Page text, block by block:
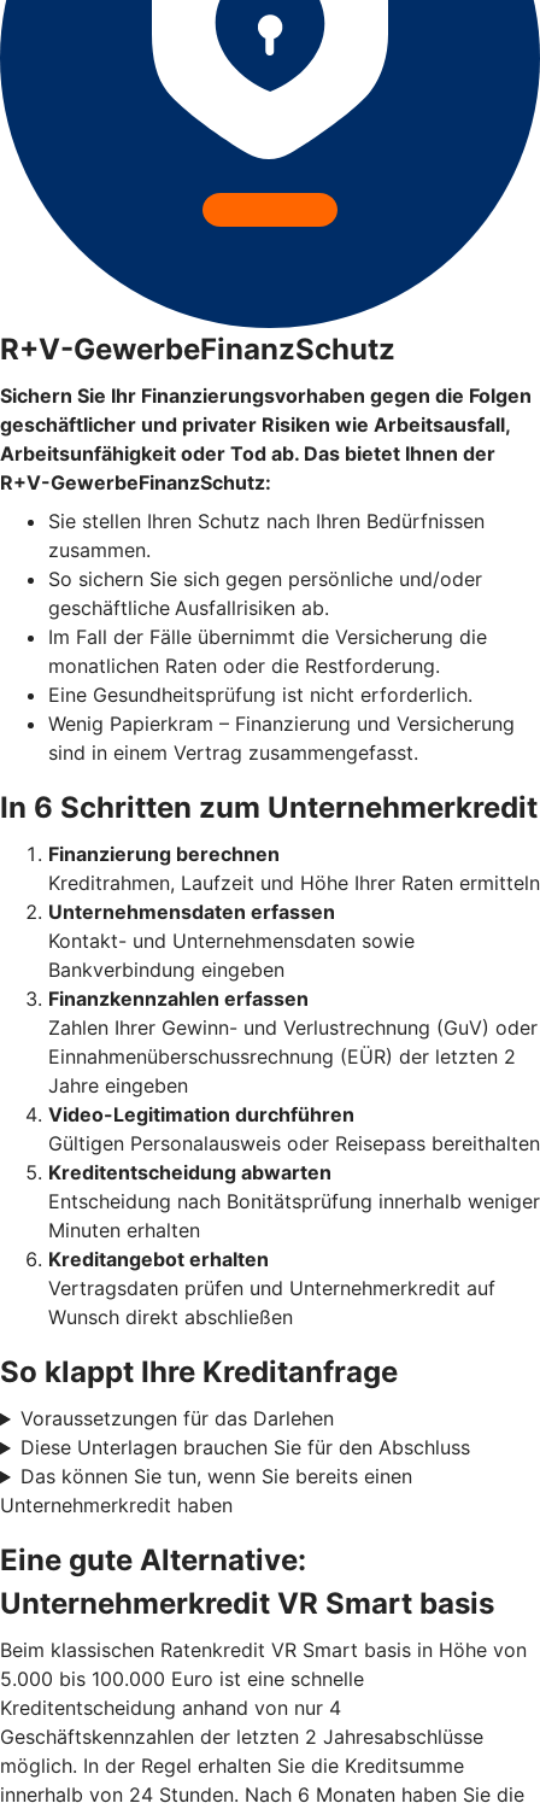
R+V-GewerbeFinanzSchutz
Sichern Sie Ihr Finanzierungsvorhaben gegen die Folgen
geschäftlicher und privater Risiken wie Arbeitsausfall,
Arbeitsunfähigkeit oder Tod ab. Das bietet Ihnen der
R+V-GewerbeFinanzSchutz:
Sie stellen Ihren Schutz nach Ihren Bedürfnissen
zusammen.
So sichern Sie sich gegen persönliche und/oder
geschäftliche Ausfallrisiken ab.
Im Fall der Fälle übernimmt die Versicherung die
monatlichen Raten oder die Restforderung.
Eine Gesundheitsprüfung ist nicht erforderlich.
Wenig Papierkram – Finanzierung und Versicherung
sind in einem Vertrag zusammengefasst.
In 6 Schritten zum Unternehmerkredit
Finanzierung berechnen
Kreditrahmen, Laufzeit und Höhe Ihrer Raten ermitteln
Unternehmensdaten erfassen
Kontakt- und Unternehmensdaten sowie
Bankverbindung eingeben
Finanzkennzahlen erfassen
Zahlen Ihrer Gewinn- und Verlustrechnung (GuV) oder
Einnahmenüberschussrechnung (EÜR) der letzten 2
Jahre eingeben
Video-Legitimation durchführen
Gültigen Personalausweis oder Reisepass bereithalten
Kreditentscheidung abwarten
Entscheidung nach Bonitätsprüfung innerhalb weniger
Minuten erhalten
Kreditangebot erhalten
Vertragsdaten prüfen und Unternehmerkredit auf
Wunsch direkt abschließen
So klappt Ihre Kreditanfrage
Voraussetzungen für das Darlehen
Diese Unterlagen brauchen Sie für den Abschluss
Das können Sie tun, wenn Sie bereits einen
Unternehmerkredit haben
Eine gute Alternative:
Unternehmerkredit VR Smart basis
Beim klassischen Ratenkredit VR Smart basis in Höhe von
5.000 bis 100.000 Euro ist eine schnelle
Kreditentscheidung anhand von nur 4
Geschäftskennzahlen der letzten 2 Jahresabschlüsse
möglich. In der Regel erhalten Sie die Kreditsumme
innerhalb von 24 Stunden. Nach 6 Monaten haben Sie die